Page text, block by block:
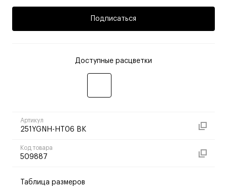
Подписаться
Доступные расцветки
Артикул
251YGNH-HT06 BK
Код товара
509887
Таблица размеров